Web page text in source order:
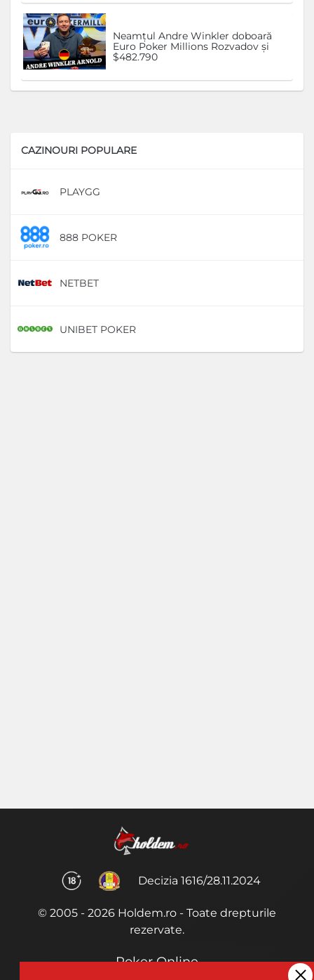
Neamțul Andre Winkler doboară
Euro Poker Millions Rozvadov și
$482.790
CAZINOURI POPULARE
PLAYGG
888 POKER
NETBET
UNIBET POKER
Decizia 1616/28.11.2024
© 2005 - 2026 Holdem.ro - Toate drepturile
rezervate.
Poker Online